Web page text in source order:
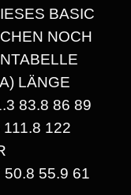
BASIC
NOCH
S
LÄNGE (
83.8 86 89 B
122 1
55.9 61 6